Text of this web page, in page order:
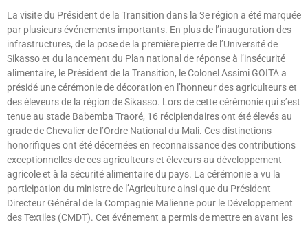
La visite du Président de la Transition dans la 3e région a été marquée
par plusieurs événements importants. En plus de l’inauguration des
infrastructures, de la pose de la première pierre de l’Université de
Sikasso et du lancement du Plan national de réponse à l’insécurité
alimentaire, le Président de la Transition, le Colonel Assimi GOITA a
présidé une cérémonie de décoration en l’honneur des agriculteurs et
des éleveurs de la région de Sikasso. Lors de cette cérémonie qui s’est
tenue au stade Babemba Traoré, 16 récipiendaires ont été élevés au
grade de Chevalier de l’Ordre National du Mali. Ces distinctions
honorifiques ont été décernées en reconnaissance des contributions
exceptionnelles de ces agriculteurs et éleveurs au développement
agricole et à la sécurité alimentaire du pays. La cérémonie a vu la
participation du ministre de l’Agriculture ainsi que du Président
Directeur Général de la Compagnie Malienne pour le Développement
des Textiles (CMDT). Cet événement a permis de mettre en avant les